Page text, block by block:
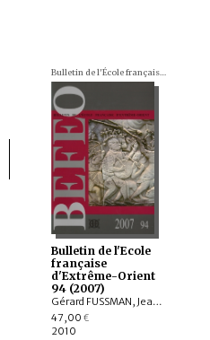
Bulletin de l'École française d'Extrême-Orient (BEFEO)
Bulletin de l'Ecole
française
d'Extrême-Orient
94 (2007)
Gérard FUSSMAN, Jean-Luc CHEVILLARD, Christophe POTTIER, Pierre LACHAIER, Valérie GILLET, François LAGIRARDE, Charlotte SCHMID, Marianne BUJARD, Emmanuel FRANCIS-GONZE, Dominic GOODALL, Éric BOURDONNEAU, Pierre BÂTY, John R. FINLAY, Sem VERMEERSCH, Imre HAMAR
47,00 €
2010